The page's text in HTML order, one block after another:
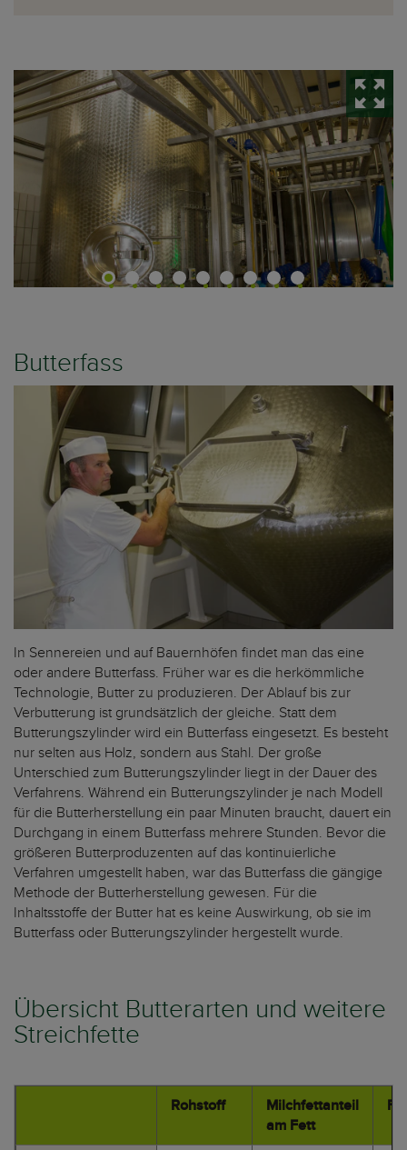
Butterfass
In Sennereien und auf Bauernhöfen findet man das eine
oder andere Butterfass. Früher war es die herkömmliche
Technologie, Butter zu produzieren. Der Ablauf bis zur
Verbutterung ist grundsätzlich der gleiche. Statt dem
Butterungszylinder wird ein Butterfass eingesetzt. Es besteht
nur selten aus Holz, sondern aus Stahl. Der große
Unterschied zum Butterungszylinder liegt in der Dauer des
Verfahrens. Während ein Butterungszylinder je nach Modell
für die Butterherstellung ein paar Minuten braucht, dauert ein
Durchgang in einem Butterfass mehrere Stunden. Bevor die
größeren Butterproduzenten auf das kontinuierliche
Verfahren umgestellt haben, war das Butterfass die gängige
Methode der Butterherstellung gewesen. Für die
Inhaltsstoffe der Butter hat es keine Auswirkung, ob sie im
Butterfass oder Butterungszylinder hergestellt wurde.
Übersicht Butterarten und weitere
Streichfette
Rohstoff
Milchfettanteil
am Fett